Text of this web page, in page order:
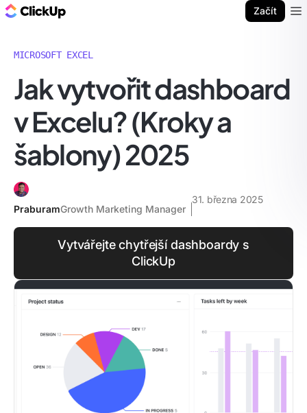
Začít
MICROSOFT EXCEL
Jak vytvořit dashboard
v Excelu? (Kroky a
šablony) 2025
PraburamGrowth Marketing Manager
31. března 2025
Vytvářejte chytřejší dashboardy s
ClickUp